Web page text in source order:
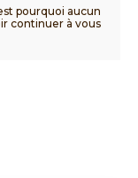
pourquoi aucun
continuer à vous